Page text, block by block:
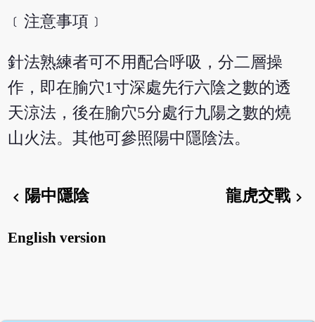
﹝注意事項﹞
針法熟練者可不用配合呼吸，分二層操
作，即在腧穴1寸深處先行六陰之數的透
天涼法，後在腧穴5分處行九陽之數的燒
山火法。其他可參照陽中隱陰法。
chevron_left 陽中隱陰 龍虎交戰chevron_right
English version